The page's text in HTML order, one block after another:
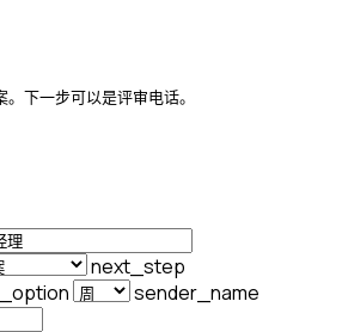
下一步可以是评审电话。
next_step
sender_name